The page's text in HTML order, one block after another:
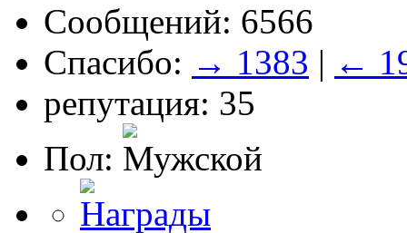
Сообщений: 6566
Спасибо: → 1383 | ←
репутация: 35
Пол: